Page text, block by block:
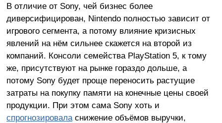
В отличие от Sony, чей бизнес более
диверсифицирован, Nintendo полностью зависит от
игрового сегмента, а потому влияние кризисных
явлений на нём сильнее скажется на второй из
компаний. Консоли семейства PlayStation 5, к тому
же, присутствуют на рынке гораздо дольше, а
потому Sony будет проще переносить растущие
затраты на покупку памяти на конечные цены своей
продукции. При этом сама Sony хоть и
спрогнозироваласнижение объёмов выручки,